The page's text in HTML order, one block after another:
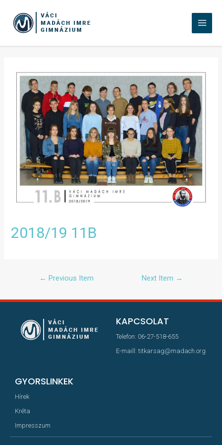
2018/19 11B
← Previous Item Next Item →
KAPCSOLAT
Telefon: 06-27-518-655
E-maill: titkarsag@madach.org
GYORSLINKEK
Hírek
Kréta
Impresszum